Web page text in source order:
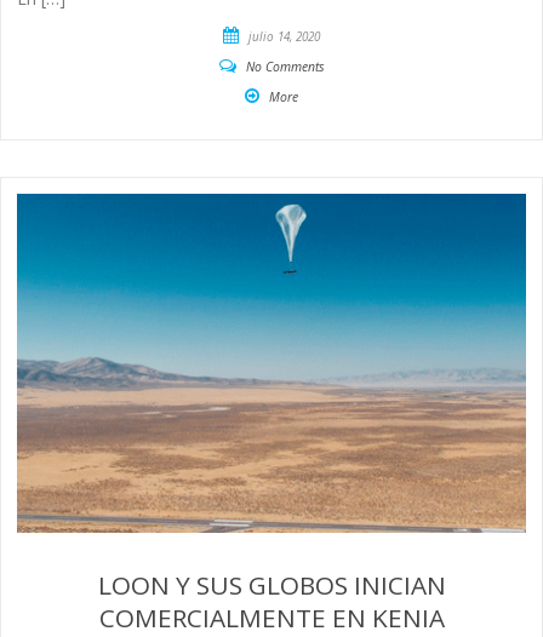
julio 14, 2020
No Comments
More
LOON Y SUS GLOBOS INICIAN
COMERCIALMENTE EN KENIA